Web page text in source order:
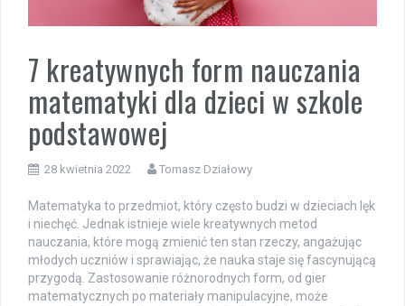
7 kreatywnych form nauczania
matematyki dla dzieci w szkole
podstawowej
28 kwietnia 2022 Tomasz Działowy
Matematyka to przedmiot, który często budzi w dzieciach lęk
i niechęć. Jednak istnieje wiele kreatywnych metod
nauczania, które mogą zmienić ten stan rzeczy, angażując
młodych uczniów i sprawiając, że nauka staje się fascynującą
przygodą. Zastosowanie różnorodnych form, od gier
matematycznych po materiały manipulacyjne, może